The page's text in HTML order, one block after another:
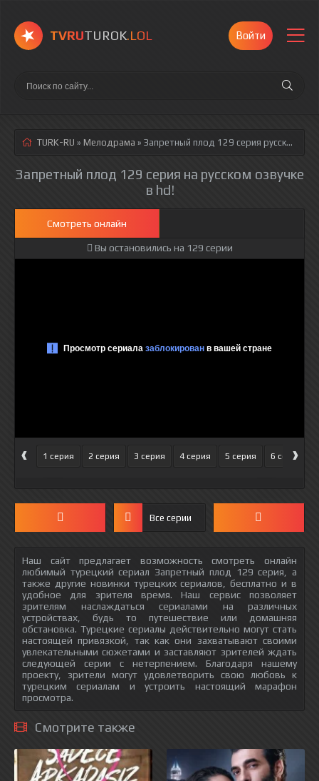
TVRUTUROK.LOL Войти
TURK-RU » Мелодрама » Запретный плод 129 серия русская озвучка полностью смотреть онлайн!
Запретный плод 129 серия на русском озвучке
в hd!
Смотреть онлайн
Вы остановились на 129 серии
‹ 1 серия 2 серия 3 серия 4 серия 5 серия 6 серия
›
Все серии
Наш сайт предлагает возможность смотреть онлайн
любимый турецкий сериал Запретный плод 129 серия, а
также другие новинки турецких сериалов, бесплатно и в
удобное для зрителя время. Наш сервис позволяет
зрителям наслаждаться сериалами на различных
устройствах, будь то путешествие или домашняя
обстановка. Турецкие сериалы действительно могут стать
настоящей привязкой, так как они захватывают своими
увлекательными сюжетами и заставляют зрителей ждать
следующей серии с нетерпением. Благодаря нашему
проекту, зрители могут удовлетворить свою любовь к
турецким сериалам и устроить настоящий марафон
просмотра.
Смотрите также